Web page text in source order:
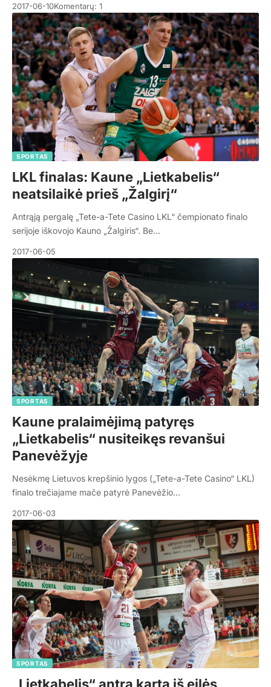
2017-06-10Komentarų: 1
SPORTAS
LKL finalas: Kaune „Lietkabelis“
neatsilaikė prieš „Žalgirį“
Antrąją pergalę „Tete-a-Tete Casino LKL“ čempionato finalo
serijoje iškovojo Kauno „Žalgiris“. Be…
2017-06-05
SPORTAS
Kaune pralaimėjimą patyręs
„Lietkabelis“ nusiteikęs revanšui
Panevėžyje
Nesėkmę Lietuvos krepšinio lygos („Tete-a-Tete Casino“ LKL)
finalo trečiajame mače patyrė Panevėžio…
2017-06-03
SPORTAS